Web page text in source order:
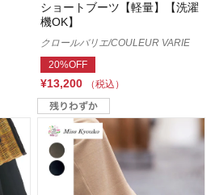
ショートブーツ【軽量】【洗濯
機OK】
クロールバリエ/COULEUR VARIE
20%OFF
¥13,200 （税込）